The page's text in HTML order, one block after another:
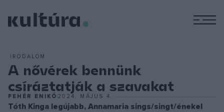
IRODALOM
A nővérek bennünk
csíráztatják a szavakat
FEHÉR ENIKŐ2024. MÁJUS 4.
Tóth Kinga legújabb, Annamaria sings/singt/énekel